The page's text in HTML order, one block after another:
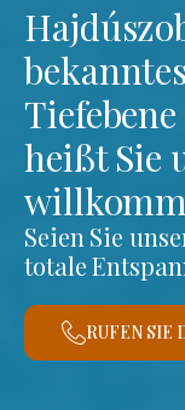
Tiefebene
heißt Sie
Seien Sie
totale
RUFEN SIE